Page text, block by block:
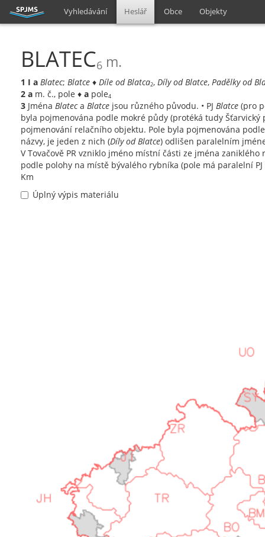
Vyhledávání Heslář Obce Objekty
BLATEC6 m.
1 I a Blatec; Blatce ♦ Díle od Blatca2, Díly od Blatce, Padělky od
2 a m. č., pole ♦ a pole4
3 Jména Blateca Blatce jsou různého původu. • PJ Blatce (pro
byla pojmenována podle mokré půdy (protéká tudy
pojmenování relačního objektu. Pole byla pojmenována
názvy, je jeden z nich (Díly od Blatce) odlišen paralelním
V Tovačově PR vzniklo jméno místní části ze jména
podle polohy na místě bývalého rybníka (pole má paralelní PJ
Km
Úplný výpis materiálu